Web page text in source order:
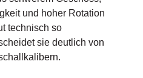
und hoher Rotation
technisch so
sie deutlich von